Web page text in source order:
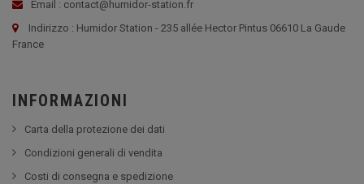
Email : contact@humidor-station.fr
Indirizzo : Humidor Station - 235 allée Hector Pintus 06610 La Gaude
France
INFORMAZIONI
Carta della protezione dei dati
Condizioni generali di vendita
Costi di consegna e spedizione